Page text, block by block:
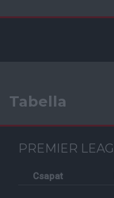
Tabella
PREMIER
Csapat